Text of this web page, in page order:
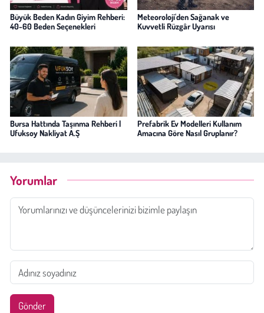
Büyük Beden Kadın Giyim Rehberi:
40-60 Beden Seçenekleri
Meteoroloji'den Sağanak ve
Kuvvetli Rüzgâr Uyarısı
Bursa Hattında Taşınma Rehberi |
Ufuksoy Nakliyat A.Ş
Prefabrik Ev Modelleri Kullanım
Amacına Göre Nasıl Gruplanır?
Yorumlar
Gönder